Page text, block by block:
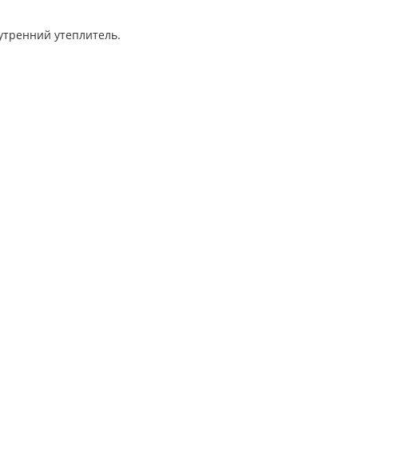
утеплитель.